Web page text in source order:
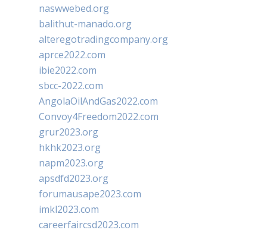
naswwebed.org
balithut-manado.org
alteregotradingcompany.org
aprce2022.com
ibie2022.com
sbcc-2022.com
AngolaOilAndGas2022.com
Convoy4Freedom2022.com
grur2023.org
hkhk2023.org
napm2023.org
apsdfd2023.org
forumausape2023.com
imkl2023.com
careerfaircsd2023.com